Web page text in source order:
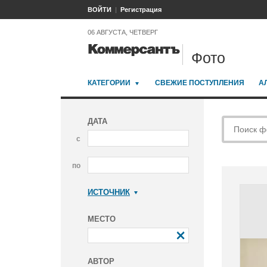
ВОЙТИ Регистрация
06 АВГУСТА, ЧЕТВЕРГ
Фото
КАТЕГОРИИ СВЕЖИЕ ПОСТУПЛЕНИЯ
ДАТА
с
по
ИСТОЧНИК
МЕСТО
АВТОР